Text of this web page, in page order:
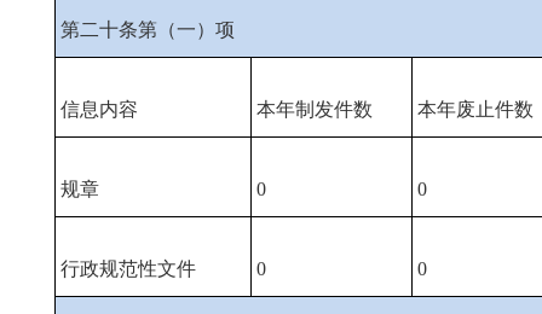
第二十条第（一）项
信息内容 本年制发件数 本年废止件数
规章 0 0
行政规范性文件 0 0